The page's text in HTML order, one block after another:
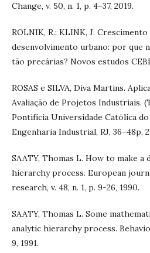
Change, v. 50, n. 1, p. 4–37, 2019.
ROLNIK, R.; KLINK, J.
desenvolvimento urbano: por que
tão precárias? Novos estudos
ROSAS e SILVA, Diva Martins.
Avaliação de Projetos Industriais.
Pontifícia Universidade Católica do
Engenharia Industrial, RJ, 36–48p,
SAATY, Thomas L. How to make a
hierarchy process. European
research, v. 48, n. 1, p. 9-26, 1990.
SAATY, Thomas L. Some
analytic hierarchy process.
9, 1991.